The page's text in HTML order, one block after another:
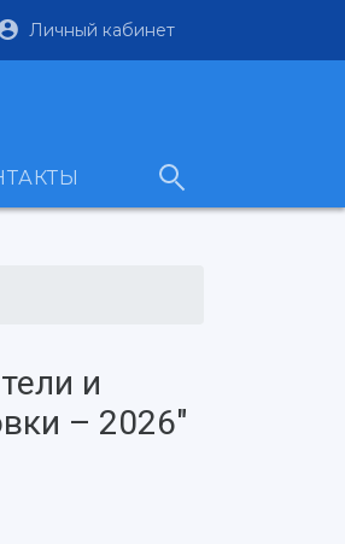
Личный кабинет
и
– 2026"